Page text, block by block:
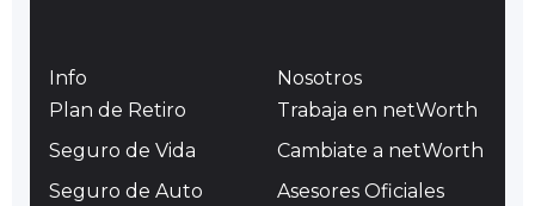
Info
Plan de Retiro
Seguro de Vida
Seguro de Auto
Nosotros
Trabaja en netWorth
Cambiate a netWorth
Asesores Oficiales